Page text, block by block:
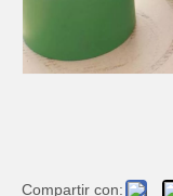
Compartir con: